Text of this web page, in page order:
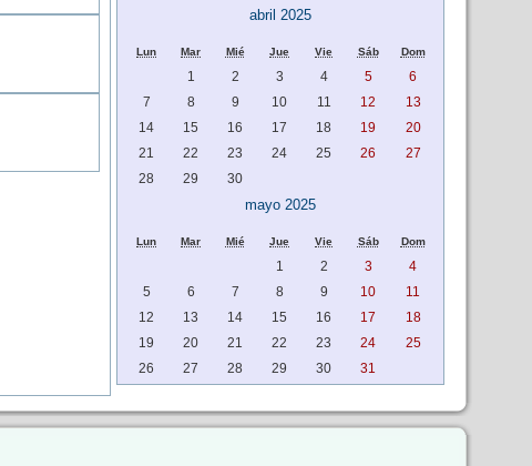
abril 2025
Lun Mar Mié Jue Vie Sáb Dom
1 2 3 4 5
6
7
8 9 10 11 12
13
14
15 16 17 18 19
20
21
22 23 24 25 26
27
28
29 30
mayo 2025
Lun Mar Mié Jue Vie Sáb Dom
1 2 3
4
5
6 7 8 9 10
11
12
13 14 15 16 17
18
19
20 21 22 23 24
25
26
27 28 29 30 31